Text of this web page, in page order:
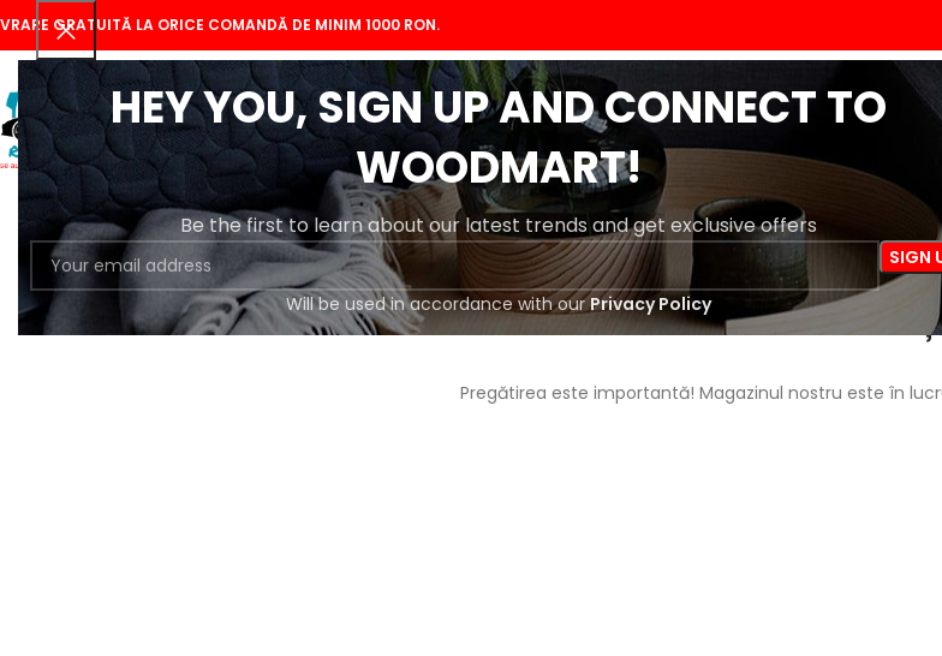
HEY YOU, SIGN UP AND CONNECT TO
WOODMART!
Be the first to learn about our latest trends and get exclusive offers
Will be used in accordance with ourPrivacy Policy
GRATUITĂ LA ORICE COMANDĂ DE MINIM 1000 RON.
ACASĂMAGAZIN BLOGDESPRE NOI CONTACT
Se întrevăd lucruri
Pregătirea este importantă! Magazinul nostru este în